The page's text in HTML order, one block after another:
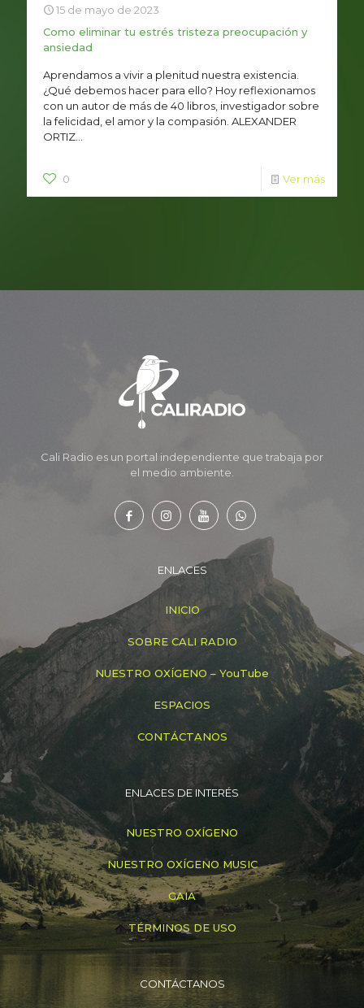
15 de mayo de 2023
Como eliminar tu estrés tristeza preocupación y
ansiedad
Aprendamos a vivir a plenitud nuestra existencia.
¿Qué debemos hacer para ello? Hoy reflexionamos
con un autor de más de 40 libros, investigador sobre
la felicidad, el amor y la compasión. ALEXANDER
ORTIZ...
0 Ver más
Cali Radio es un portal independiente que trabaja por
el medio ambiente.
ENLACES
INICIO
SOBRE CALI RADIO
NUESTRO OXÍGENO – YouTube
ESPACIOS
CONTÁCTANOS
ENLACES DE INTERÉS
NUESTRO OXÍGENO
NUESTRO OXÍGENO MUSIC
GAIA
TÉRMINOS DE USO
CONTÁCTANOS